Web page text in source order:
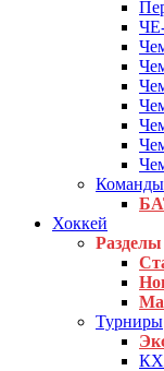
Команды
Хоккей
Разделы
Турниры